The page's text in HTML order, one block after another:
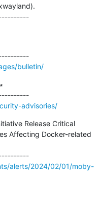
---------------------------------------------
---------------------------------------------
bulletin/
---------------------------------------------
advisories/
Release Critical
Affecting Docker-related
---------------------------------------------
alerts/2024/02/01/moby-